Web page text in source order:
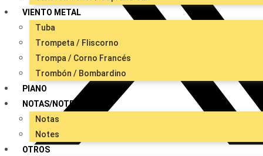
VIENTO METAL
Tuba
Trompeta / Fliscorno
Trompa / Corno Francés
Trombón / Bombardino
PIANO
NOTAS/NOTES
Notas
Notes
OTROS